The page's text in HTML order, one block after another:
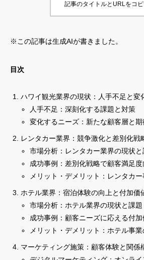
記事のタイトルとURLをコ
※この記事は生成AIが書きました。
目次
ハワイ観光業界の現状：人手不足と変
人手不足：深刻化する課題と対策
変化するニーズ：新たな顧客層と期
レンタカー業界：競争激化と差別化戦
市場分析：レンタカー業界の現状と
成功事例：差別化戦略で顧客満足度
メリット・デメリット：レンタカ
ホテル業界：宿泊体験の向上と付加価
市場分析：ホテル業界の現状と課題
成功事例：顧客ニーズに応える付
メリット・デメリット：ホテル事
マーケティング施策：顧客体験と関係
利用規約
運営